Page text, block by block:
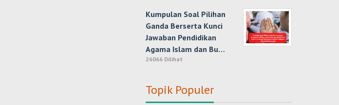
Kumpulan Soal Pilihan
Ganda Berserta Kunci
Jawaban Pendidikan
Agama Islam dan Bu…
26066 Dilihat
Topik Populer